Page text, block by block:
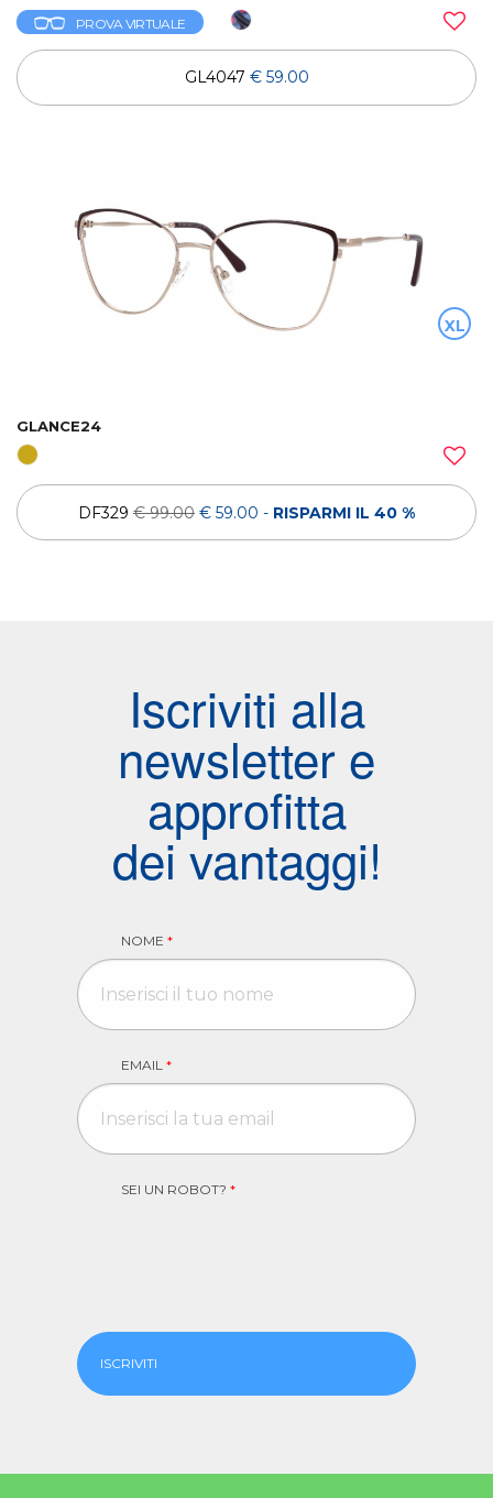
PROVA VIRTUALE
GL4047 € 59.00
XL
GLANCE24
DF329 € 99.00 € 59.00 - RISPARMI IL 40 %
Iscriviti alla
newsletter e
approfitta
dei vantaggi!
NOME *
EMAIL *
SEI UN ROBOT? *
ISCRIVITI